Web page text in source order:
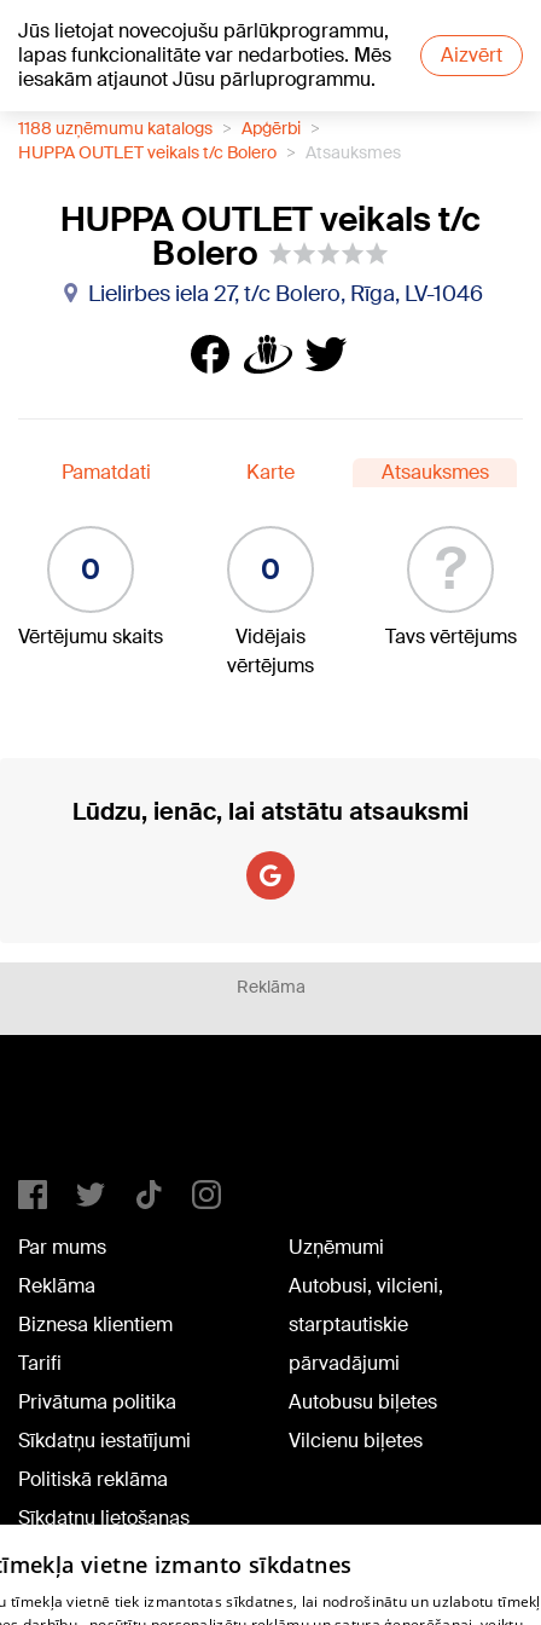
Jūs lietojat novecojušu pārlūkprogrammu,
lapas funkcionalitāte var nedarboties. Mēs
iesakām atjaunot Jūsu pārluprogrammu.
Aizvērt
+23°C
1188 uzņēmumu katalogs
Apģērbi
HUPPA OUTLET veikals t/c Bolero
Atsauksmes
HUPPA OUTLET veikals t/c
Bolero
Lielirbes iela 27, t/c Bolero, Rīga, LV-1046
Pamatdati Karte Atsauksmes
0
Vērtējumu skaits
0
Vidējais
vērtējums
?
Tavs vērtējums
Lūdzu, ienāc, lai atstātu atsauksmi
Reklāma
Par mums
Reklāma
Biznesa klientiem
Tarifi
Privātuma politika
Sīkdatņu iestatījumi
Politiskā reklāma
Sīkdatņu lietošanas
noteikumi
Komentāru pievienošana
Uzņēmumi
Autobusi, vilcieni,
starptautiskie
pārvadājumi
Autobusu biļetes
Vilcienu biļetes
vietne izmanto sīkdatnes
tīmekļa vietnē tiek izmantotas sīkdatnes, lai nodrošinātu un uzlabotu